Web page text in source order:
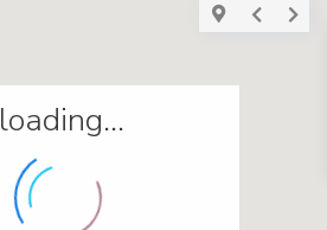
loading...